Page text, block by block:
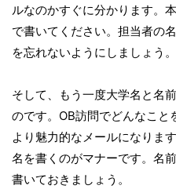
ルなのかすぐに分かります。
で書いてください。担当者の
を忘れないようにしましょう。
そして、もう一度大学名と名
のです。OB訪問でどんなこと
より魅力的なメールになりま
名を書くのがマナーです。名
書いておきましょう。